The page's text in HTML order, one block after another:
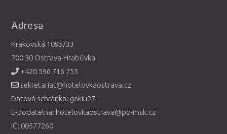
Adresa
Krakovská 1095/33
700 30 Ostrava-Hrabůvka
+420 596 716 755
sekretariat@hotelovkaostrava.cz
Datová schránka: gakiu27
E-podatelna: hotelovkaostrava@po-msk.cz
IČ: 00577260